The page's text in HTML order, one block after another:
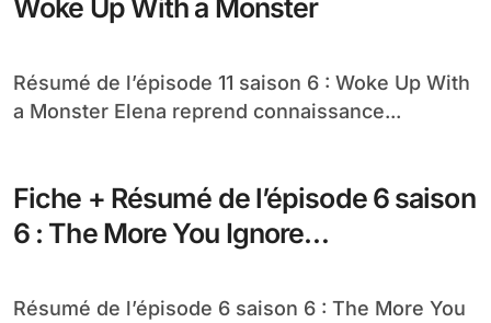
Woke Up With a Monster
Résumé de l’épisode 11 saison 6 : Woke Up With
a Monster Elena reprend connaissance...
Fiche + Résumé de l’épisode 6 saison
6 : The More You Ignore…
Résumé de l’épisode 6 saison 6 : The More You